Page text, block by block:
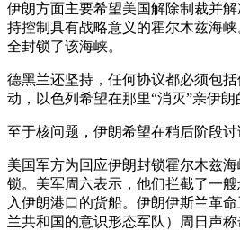
伊朗方面主要希望美国解除制裁并
持控制具有战略意义的霍尔木兹海
全封锁了该海峡。
德黑兰还坚持，任何协议都必须包
动，以色列希望在那里“消灭”亲伊朗
至于核问题，伊朗希望在稍后阶段讨
美国军方为回应伊朗封锁霍尔木兹
锁。美军周六表示，他们拦截了一
入伊朗港口的货船。伊朗伊斯兰革
兰共和国的意识形态军队）周日声称